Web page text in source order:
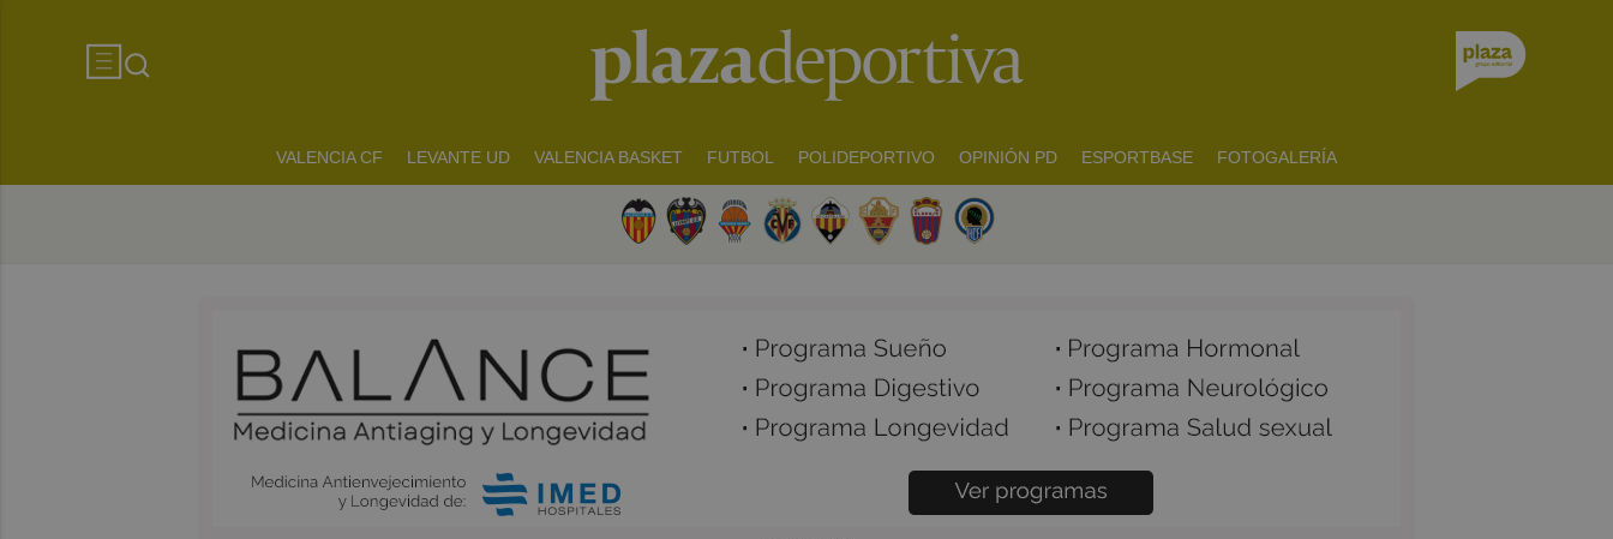
VALENCIA CF LEVANTE UD VALENCIA BASKET FUTBOL POLIDEPORTIVO OPINIÓN PD ESPORTBASE FOTOGALERÍA